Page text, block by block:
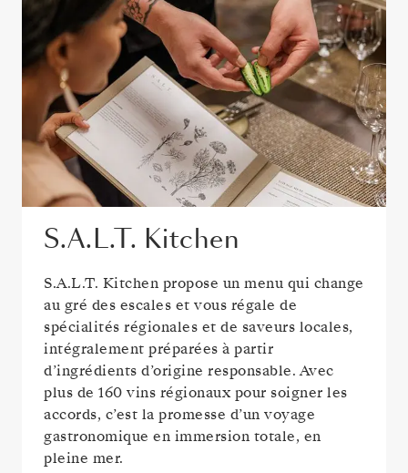
S.A.L.T. Kitchen
S.A.L.T. Kitchen propose un menu qui change
au gré des escales et vous régale de
spécialités régionales et de saveurs locales,
intégralement préparées à partir
d’ingrédients d’origine responsable. Avec
plus de 160 vins régionaux pour soigner les
accords, c’est la promesse d’un voyage
gastronomique en immersion totale, en
pleine mer.